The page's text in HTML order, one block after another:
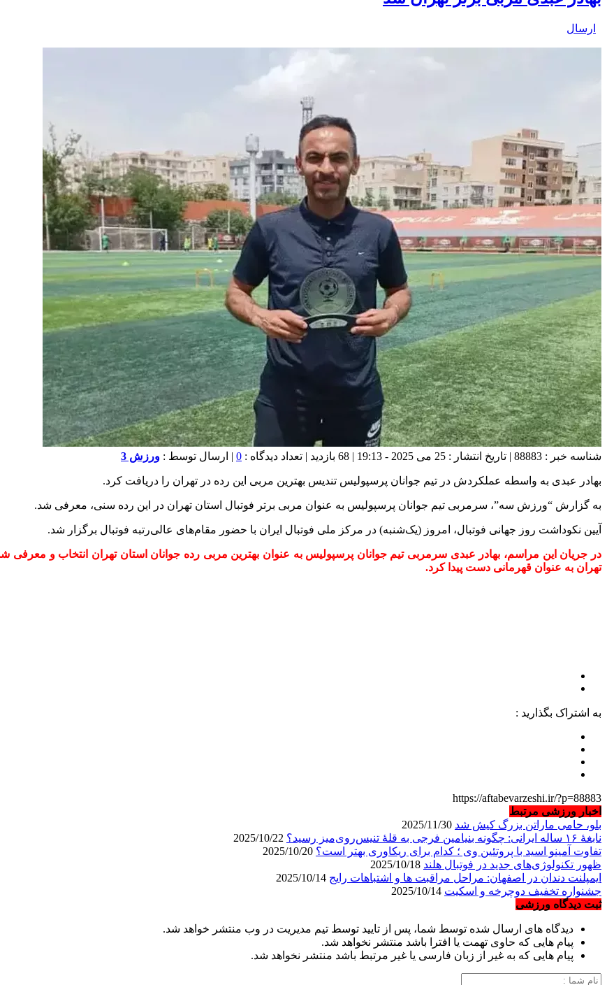
ارسال
شناسه خبر : 88883 | تاریخ انتشار : 25 می 2025 - 19:13 | 68 بازدید | تعداد دیدگاه : 0 | ارسال توسط : ورزش 3
بهادر عبدی به واسطه عملکردش در تیم جوانان پرسپولیس تندیس بهترین مربی این رده در تهران را دریافت کرد.
به گزارش “ورزش سه”، سرمربی تیم جوانان پرسپولیس به عنوان مربی برتر فوتبال استان تهران در این رده سنی، معرفی شد.
آیین نکوداشت روز جهانی فوتبال، امروز (یک‌شنبه) در مرکز ملی فوتبال ایران با حضور مقام‌های عالی‌رتبه فوتبال برگزار شد.
در جریان این مراسم، بهادر عبدی سرمربی تیم جوانان پرسپولیس به عنوان بهترین مربی رده جوانان استان تهران انتخاب و
تهران به عنوان قهرمانی دست پیدا کرد.
به اشتراک بگذارید :
https://aftabevarzeshi.ir/?p=88883
اخبار ورزشی مرتبط
بلو، حامی ماراتن بزرگ کیش شد
نابغهٔ ۱۶ ساله ایرانی: چگونه بنیامین فرجی به قلهٔ تنیس‌روی‌میز رسید؟
تفاوت آمینو اسید با پروتئین وی ؛ کدام برای ریکاوری بهتر است؟
ظهور تکنولوژی‌های جدید در فوتبال هلند
ایمپلنت دندان در اصفهان: مراحل مراقبت ها و اشتباهات رایج
جشنواره تخفیف دوچرخه‌ و اسکیت
ثبت دیدگاه ورزشی
دیدگاه های ارسال شده توسط شما، پس از تایید توسط تیم مدیریت در وب منتشر خواهد شد.
پیام هایی که حاوی تهمت یا افترا باشد منتشر نخواهد شد.
پیام هایی که به غیر از زبان فارسی یا غیر مرتبط باشد منتشر نخواهد شد.